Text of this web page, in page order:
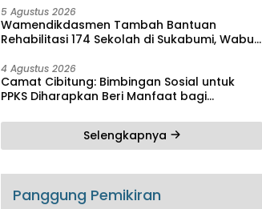
5 Agustus 2026
Wamendikdasmen Tambah Bantuan
Rehabilitasi 174 Sekolah di Sukabumi, Wabup
Pendidikan
4 Agustus 2026
Camat Cibitung: Bimbingan Sosial untuk
PPKS Diharapkan Beri Manfaat bagi
Selengkapnya
Panggung Pemikiran